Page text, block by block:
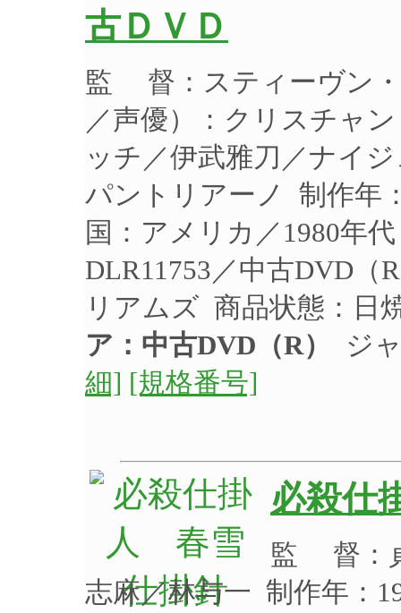
古ＤＶＤ
監 督：スティーヴン
／声優）：クリスチャ
ッチ／伊武雅刀／ナイ
パントリアーノ 制作
国：アメリカ／1980年
DLR11753／中古DVD
リアムズ 商品状態：日
ア：中古DVD（R）
ジ
細] [規格番号]
必殺仕
監 督：
志麻／林与一 制作年：